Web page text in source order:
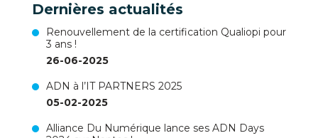
Dernières actualités
Renouvellement de la certification Qualiopi pour
3 ans !
26-06-2025
ADN à l’IT PARTNERS 2025
05-02-2025
Alliance Du Numérique lance ses ADN Days